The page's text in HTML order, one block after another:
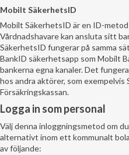
Mobilt SäkerhetsID
Mobilt SäkerhetsID är en ID-
Vårdnadshavare kan ansluta sitt
SäkerhetsID fungerar på samma
BankID säkerhetsapp som Mobilt
bankerna egna kanaler. Det
hos andra aktörer, som
Försäkringskassan.
Logga in som personal
Välj denna inloggningsmetod om
alternativt inom ett kommunalt
av följande: